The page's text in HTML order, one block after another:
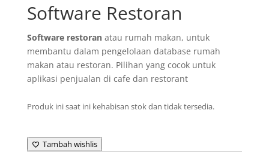
Software Restoran
Software restoranatau rumah makan, untuk
membantu dalam pengelolaan database rumah
makan atau restoran. Pilihan yang cocok untuk
aplikasi penjualan di cafe dan restorant
Produk ini saat ini kehabisan stok dan tidak tersedia.
Tambah wishlis